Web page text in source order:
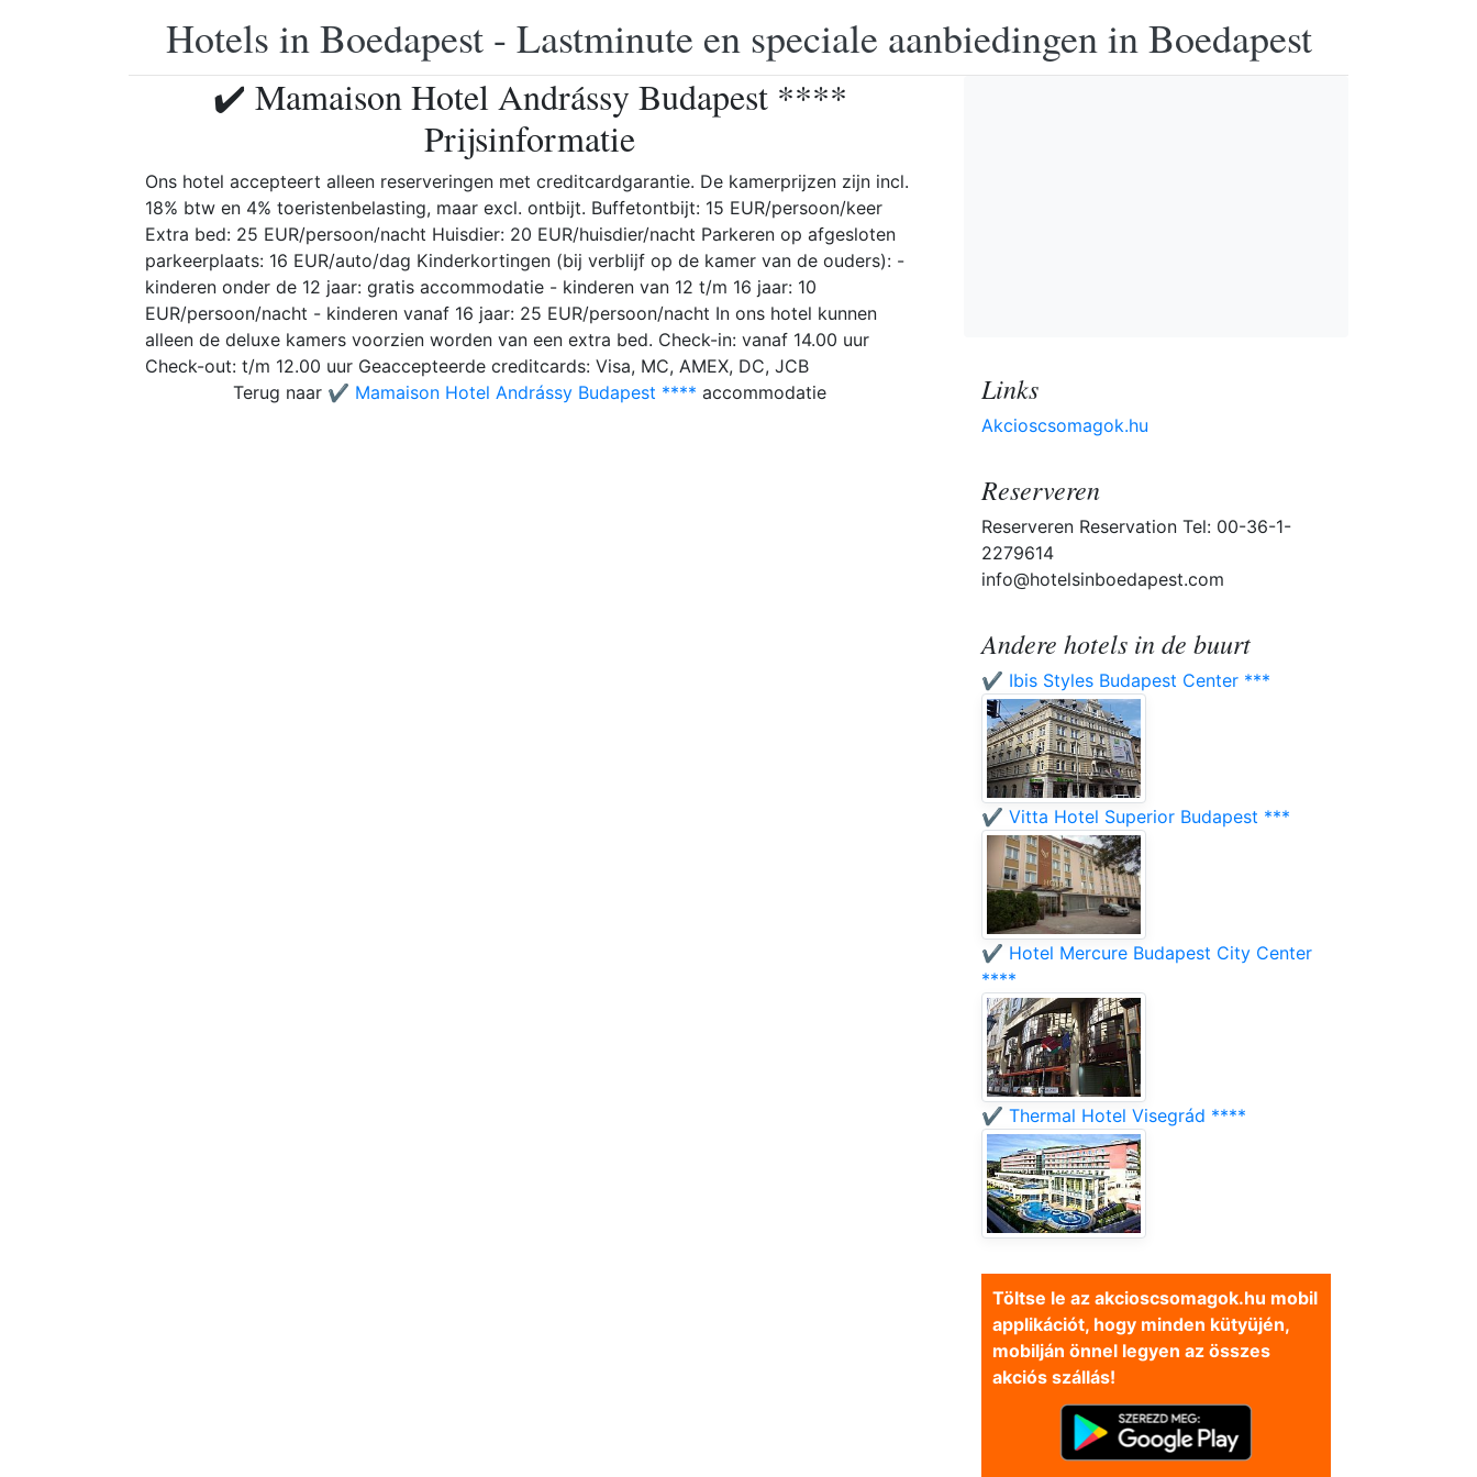
Hotels in Boedapest - Lastminute en speciale aanbiedingen in Boedapest
✔️ Mamaison Hotel Andrássy Budapest ****
Prijsinformatie
Ons hotel accepteert alleen reserveringen met creditcardgarantie. De kamerprijzen zijn incl.
18% btw en 4% toeristenbelasting, maar excl. ontbijt. Buffetontbijt: 15 EUR/persoon/keer
Extra bed: 25 EUR/persoon/nacht Huisdier: 20 EUR/huisdier/nacht Parkeren op afgesloten
parkeerplaats: 16 EUR/auto/dag Kinderkortingen (bij verblijf op de kamer van de ouders): -
kinderen onder de 12 jaar: gratis accommodatie - kinderen van 12 t/m 16 jaar: 10
EUR/persoon/nacht - kinderen vanaf 16 jaar: 25 EUR/persoon/nacht In ons hotel kunnen
alleen de deluxe kamers voorzien worden van een extra bed. Check-in: vanaf 14.00 uur
Check-out: t/m 12.00 uur Geaccepteerde creditcards: Visa, MC, AMEX, DC, JCB
Terug naar ✔️ Mamaison Hotel Andrássy Budapest **** accommodatie Links
Akcioscsomagok.hu
Reserveren
Reserveren Reservation Tel: 00-36-1-
2279614
info@hotelsinboedapest.com
Andere hotels in de buurt
✔️ Ibis Styles Budapest Center ***
✔️ Vitta Hotel Superior Budapest ***
✔️ Hotel Mercure Budapest City Center
****
✔️ Thermal Hotel Visegrád ****
Töltse le az akcioscsomagok.hu mobil
applikációt, hogy minden kütyüjén,
mobilján önnel legyen az összes
akciós szállás!